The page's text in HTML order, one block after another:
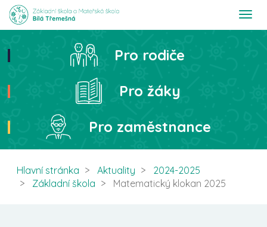
T
t
Hledat
Pro rodiče
Pro žáky
Pro zaměstnance
Hlavní stránka Aktuality
2024-2025
Základní škola
Matematický klokan 2025